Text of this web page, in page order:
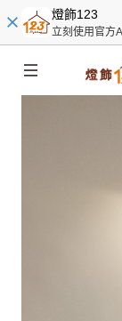
燈飾123
立刻使用官方